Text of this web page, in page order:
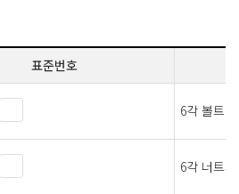
표준번호
6각 볼트
6각 너트